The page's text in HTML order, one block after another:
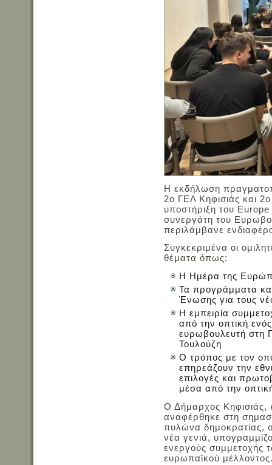
Η εκδήλωση
2ο ΓΕΛ Κηφισιάς και
υποστήριξη του
συνεργάτη του
περιλάμβανε
Συγκεκριμένα οι
θέματα όπως:
Η Ημέρα της
Τα προγράμματα
Ένωσης για τους
Η εμπειρία
από την οπτική
ευρωβουλευτή στη
Τουλούζη
Ο τρόπος με τον
επηρεάζουν την
επιλογές και
μέσα από την
Ο Δήμαρχος Κηφισιάς,
αναφέρθηκε στη
πυλώνα δημοκρατίας,
νέα γενιά,
ενεργούς συμμετοχής
ευρωπαϊκού